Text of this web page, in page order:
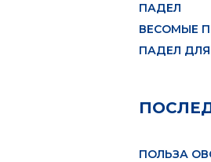
ПАДЕЛ
ВЕСОМЫЕ
ПАДЕЛ
ПОЛЬЗА